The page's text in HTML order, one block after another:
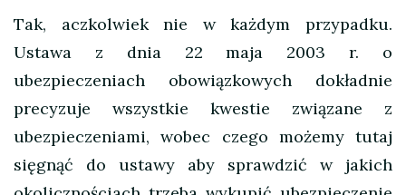
Tak, aczkolwiek nie w każdym przypadku.
Ustawa z dnia 22 maja 2003 r. o
ubezpieczeniach obowiązkowych dokładnie
precyzuje wszystkie kwestie związane z
ubezpieczeniami, wobec czego możemy tutaj
sięgnąć do ustawy aby sprawdzić w jakich